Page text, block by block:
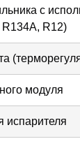
с
R134A, R12)
модуля
испарителя